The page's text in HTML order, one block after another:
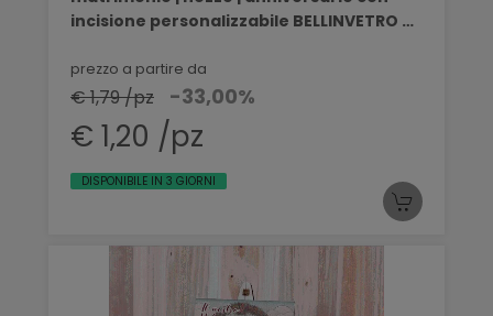
incisione personalizzabile BELLINVETRO VR
prezzo a partire da
€ 1,79 /pz -33,00%
€ 1,20 /pz
DISPONIBILE IN 3 GIORNI